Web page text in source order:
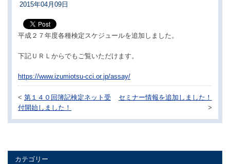
2015年04月09日
平成２７年度各種検定スケジュールを追加しました。
下記ＵＲＬからでもご覧いただけます。
https://www.izumiotsu-cci.or.jp/assay/
<第１４０回簿記検定ネット受
付開始しました！
セミナー情報を追加しました！
>
カテゴリー